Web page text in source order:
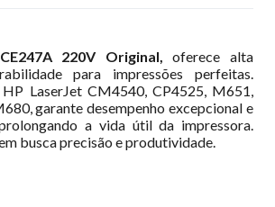
220V Original,oferece alta
para impressões perfeitas.
LaserJet CM4540, CP4525, M651,
garante desempenho excepcional e
a vida útil da impressora.
busca precisão e produtividade.